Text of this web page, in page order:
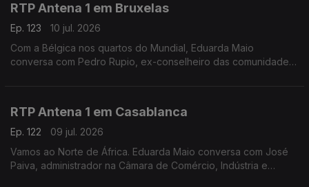
RTP Antena 1 em Bruxelas
Ep. 123
10 jul. 2026
Com a Bélgica nos quartos do Mundial, Eduarda Maio
conversa com Pedro Rupio, ex-conselheiro das comunidades
RTP Antena 1 em Casablanca
Ep. 122
09 jul. 2026
Vamos ao Norte de África. Eduarda Maio conversa com José
Paiva, administrador na Câmara de Comércio, Indústria e